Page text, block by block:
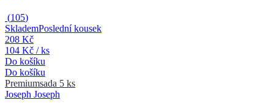
(105)
SklademPoslední kousek
208 Kč
104 Kč / ks
Do košíku
Do košíku
Premiumsada 5 ks
Joseph Joseph